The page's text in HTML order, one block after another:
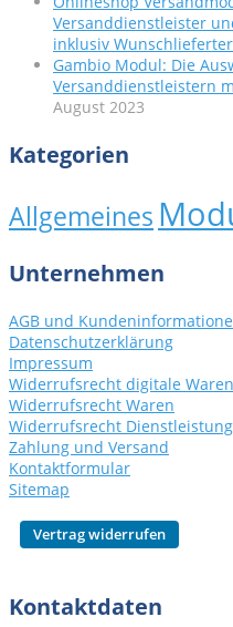
Versanddienstleister
inklusiv
Gambio Modul: Die
Versanddienstleistern
August 2023
Kategorien
Allgemeines
Unternehmen
AGB und
Datenschutzerklärung
Impressum
Widerrufsrecht digitale Waren
Widerrufsrecht Waren
Widerrufsrecht
Zahlung und Versand
Kontaktformular
Sitemap
Kontaktdaten